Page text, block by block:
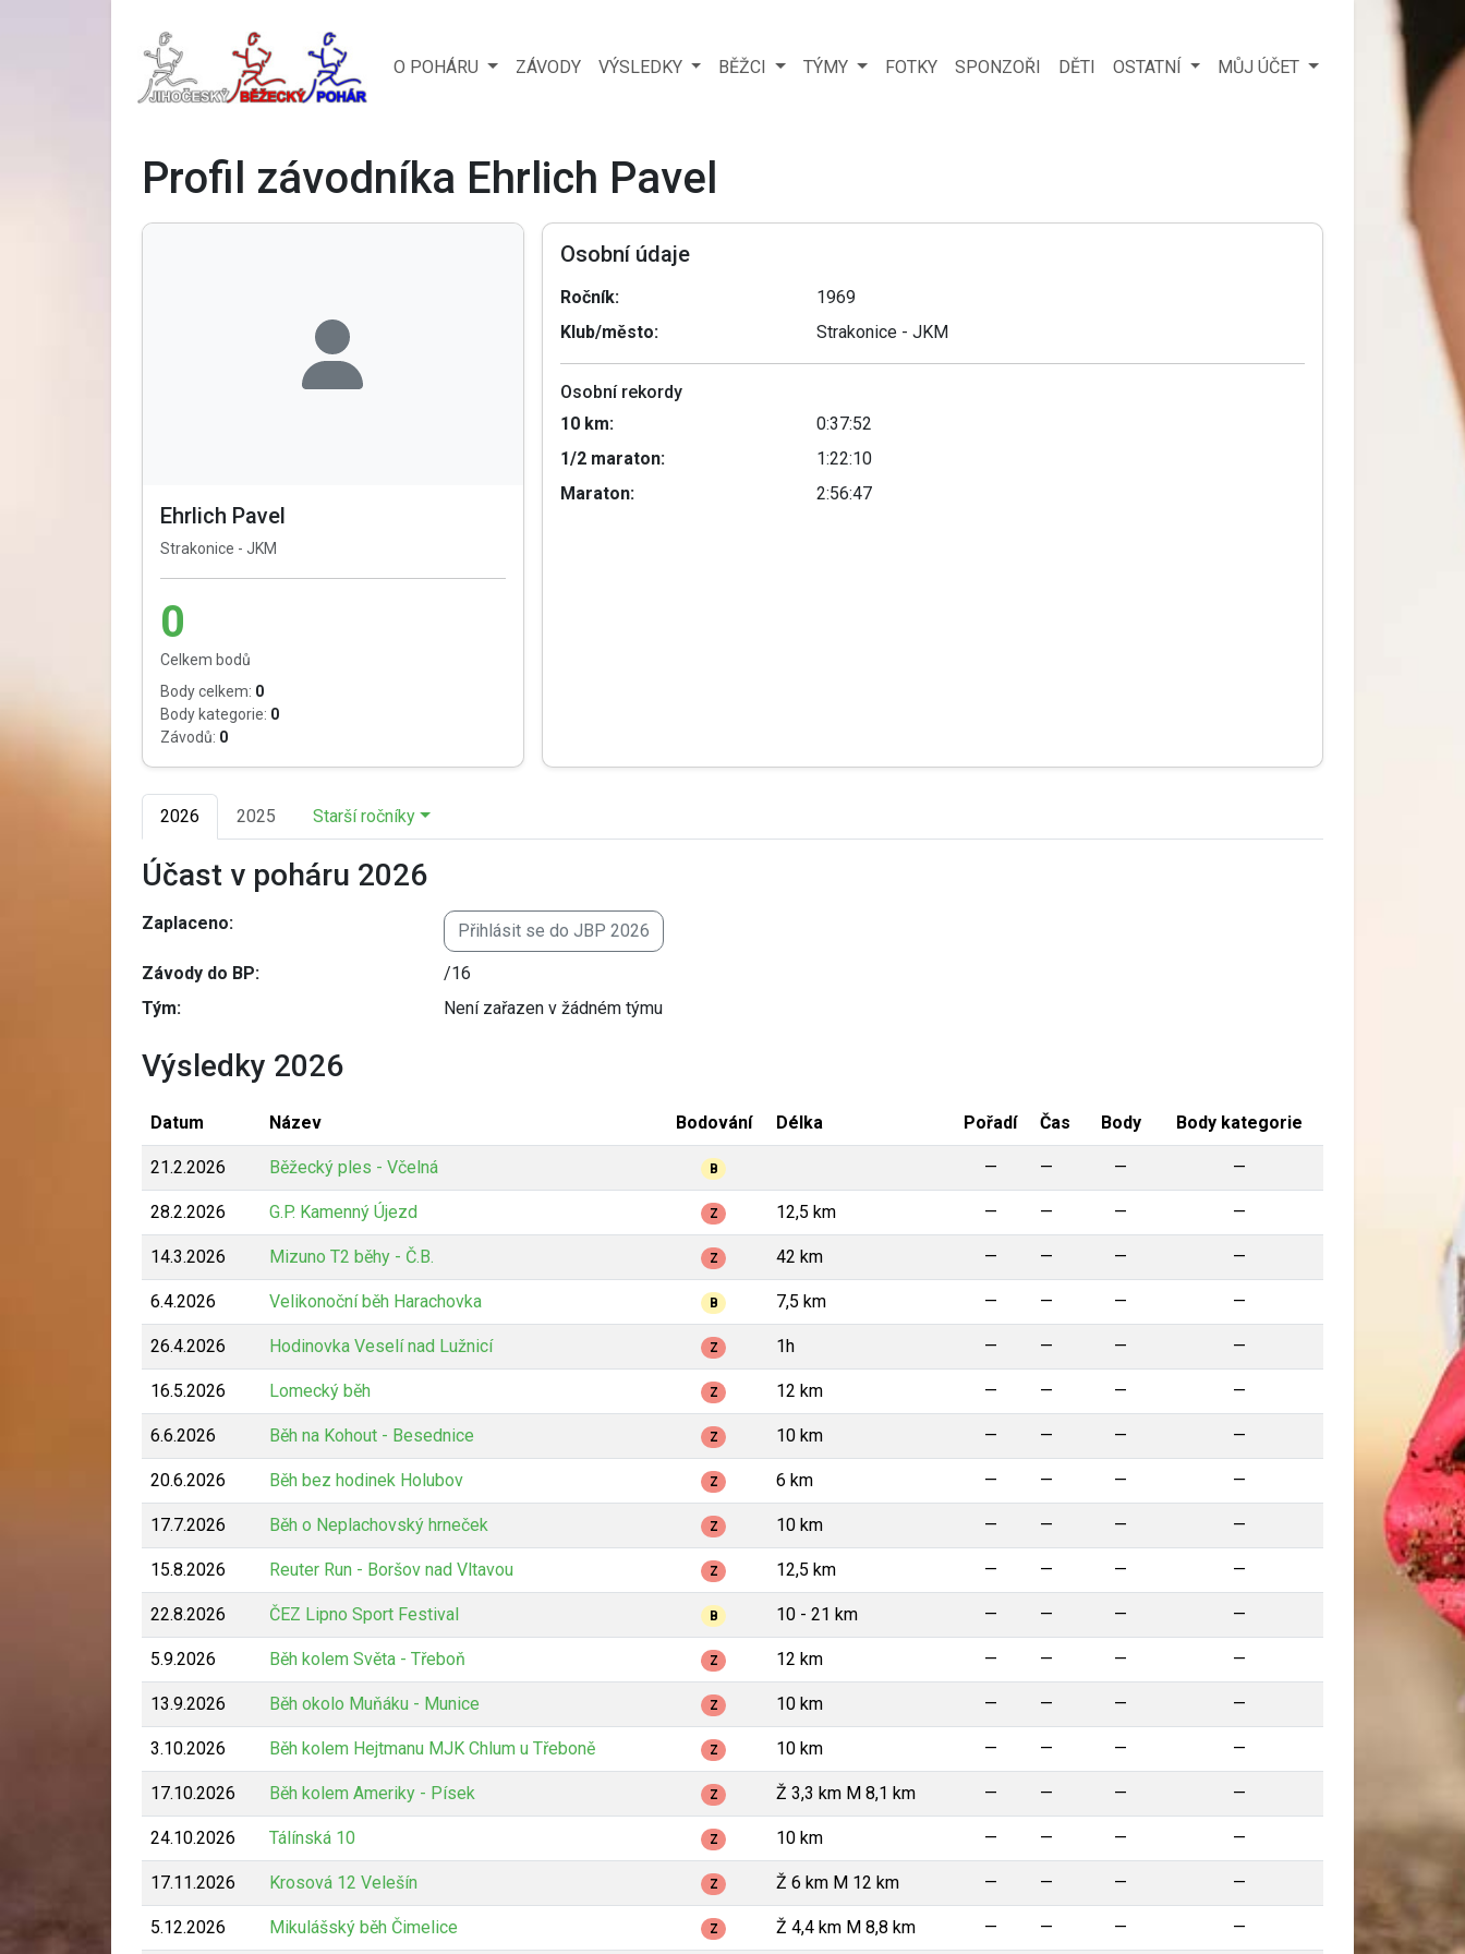
O POHÁRU ZÁVODY VÝSLEDKY BĚŽCI TÝMY FOTKY SPONZOŘI DĚTI OSTATNÍ MŮJ ÚČET
Profil závodníka Ehrlich Pavel
Ehrlich Pavel
Strakonice - JKM
0
Celkem bodů
Body celkem: 0
Body kategorie: 0
Závodů: 0
Osobní údaje
Ročník:
1969
Klub/město:
Strakonice - JKM
Osobní rekordy
10 km:
0:37:52
1/2 maraton:
1:22:10
Maraton:
2:56:47
2026 2025 Starší ročníky
Účast v poháru 2026
Zaplaceno: Přihlásit se do JBP 2026
Závody do BP:
/16
Tým:
Není zařazen v žádném týmu
Výsledky 2026
Datum Název Bodování Délka Pořadí Čas Body Body kategorie
21.2.2026 Běžecký ples - Včelná B — — — —
28.2.2026 G.P. Kamenný Újezd Z 12,5 km — — — —
14.3.2026 Mizuno T2 běhy - Č.B. Z 42 km — — — —
6.4.2026 Velikonoční běh Harachovka B 7,5 km — — — —
26.4.2026 Hodinovka Veselí nad Lužnicí Z 1h — — — —
16.5.2026 Lomecký běh Z 12 km — — — —
6.6.2026 Běh na Kohout - Besednice Z 10 km — — — —
20.6.2026 Běh bez hodinek Holubov Z 6 km — — — —
17.7.2026 Běh o Neplachovský hrneček Z 10 km — — — —
15.8.2026 Reuter Run - Boršov nad Vltavou Z 12,5 km — — — —
22.8.2026 ČEZ Lipno Sport Festival B 10 - 21 km — — — —
5.9.2026 Běh kolem Světa - Třeboň Z 12 km — — — —
13.9.2026 Běh okolo Muňáku - Munice Z 10 km — — — —
3.10.2026 Běh kolem Hejtmanu MJK Chlum u Třeboně Z 10 km — — — —
17.10.2026 Běh kolem Ameriky - Písek Z Ž 3,3 km M 8,1 km — — — —
24.10.2026 Tálínská 10 Z 10 km — — — —
17.11.2026 Krosová 12 Velešín Z Ž 6 km M 12 km — — — —
5.12.2026 Mikulášský běh Čimelice Z Ž 4,4 km M 8,8 km — — — —